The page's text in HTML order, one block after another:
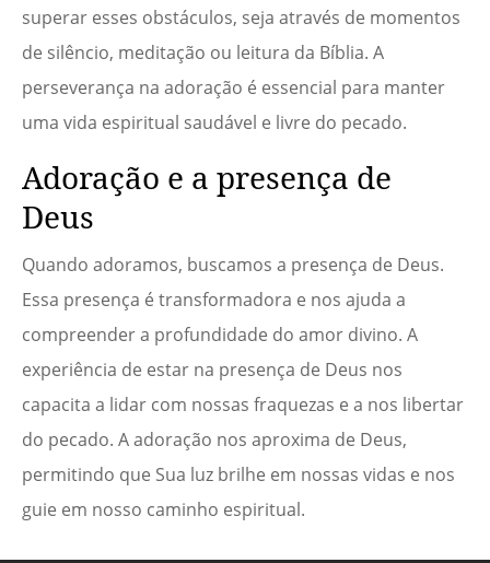
superar esses obstáculos, seja através de momentos
de silêncio, meditação ou leitura da Bíblia. A
perseverança na adoração é essencial para manter
uma vida espiritual saudável e livre do pecado.
Adoração e a presença de
Deus
Quando adoramos, buscamos a presença de Deus.
Essa presença é transformadora e nos ajuda a
compreender a profundidade do amor divino. A
experiência de estar na presença de Deus nos
capacita a lidar com nossas fraquezas e a nos libertar
do pecado. A adoração nos aproxima de Deus,
permitindo que Sua luz brilhe em nossas vidas e nos
guie em nosso caminho espiritual.